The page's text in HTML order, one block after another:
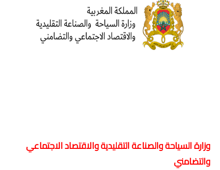
وزارة السياحة والصناعة التقليدية والاقتصاد الاجتماعي
والتضامني